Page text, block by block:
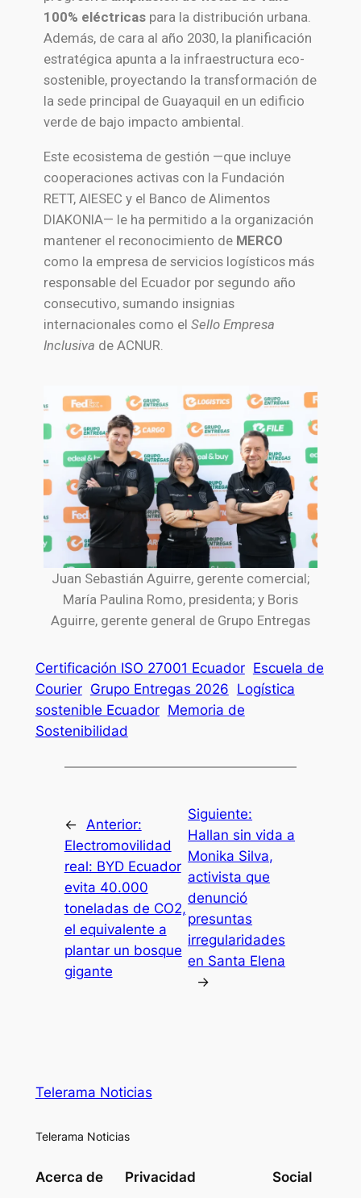
100% eléctricaspara la distribución urbana.
Además, de cara al año 2030, la planificación
estratégica apunta a la infraestructura eco-
sostenible, proyectando la transformación de
la sede principal de Guayaquil en un edificio
verde de bajo impacto ambiental.
Este ecosistema de gestión —que incluye
cooperaciones activas con la Fundación
RETT, AIESEC y el Banco de Alimentos
DIAKONIA— le ha permitido a la organización
mantener el reconocimiento de MERCO
como la empresa de servicios logísticos más
responsable del Ecuador por segundo año
consecutivo, sumando insignias
internacionales como el Sello Empresa
Inclusiva de ACNUR.
Juan Sebastián Aguirre, gerente comercial;
María Paulina Romo, presidenta; y Boris
Aguirre, gerente general de Grupo Entregas
Certificación ISO 27001 Ecuador Escuela de
Courier Grupo Entregas 2026 Logística
sostenible Ecuador Memoria de
Sostenibilidad
← Anterior:
Electromovilidad
real: BYD Ecuador
evita 40.000
toneladas de CO2,
el equivalente a
plantar un bosque
gigante
Siguiente:
Hallan sin vida a
Monika Silva,
activista que
denunció
presuntas
irregularidades
en Santa Elena
→
Telerama Noticias
Telerama Noticias
Acerca de Privacidad Social